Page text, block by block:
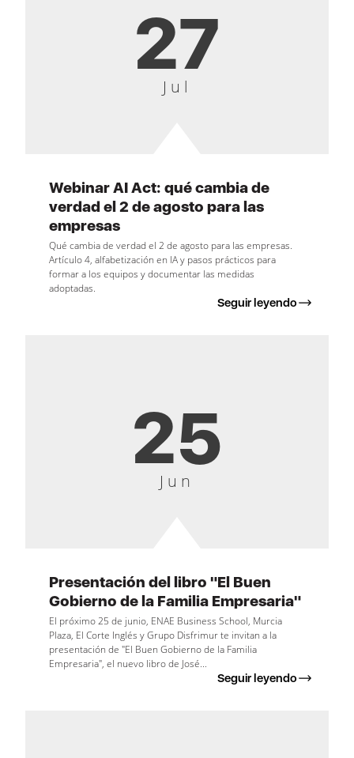
27
Jul
Webinar AI Act: qué cambia de
verdad el 2 de agosto para las
empresas
Qué cambia de verdad el 2 de agosto para las empresas.
Artículo 4, alfabetización en IA y pasos prácticos para
formar a los equipos y documentar las medidas
adoptadas.
Seguir leyendo
25
Jun
Presentación del libro "El Buen
Gobierno de la Familia Empresaria"
El próximo 25 de junio, ENAE Business School, Murcia
Plaza, El Corte Inglés y Grupo Disfrimur te invitan a la
presentación de "El Buen Gobierno de la Familia
Empresaria", el nuevo libro de José...
Seguir leyendo